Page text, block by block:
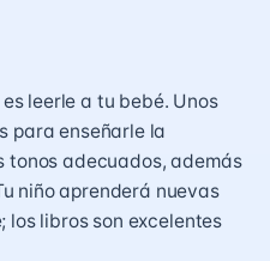
leerle a tu bebé. Unos
para enseñarle la
tonos adecuados, además
niño aprenderá nuevas
los libros son excelentes